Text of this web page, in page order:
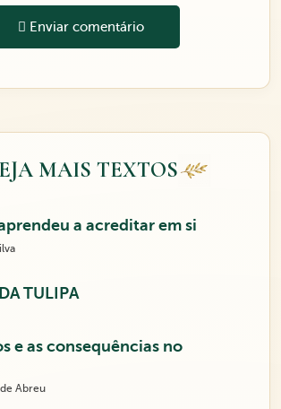
Enviar comentário
MAIS TEXTOS
a acreditar em si
TULIPA
e as consequências no
Abreu